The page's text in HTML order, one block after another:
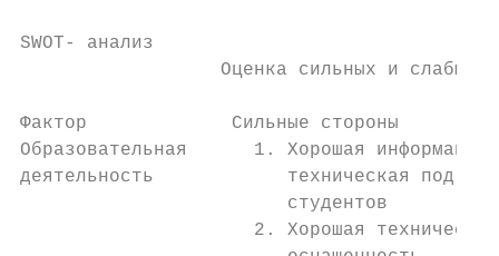
SWOT- анализ
Оценка сильных и слабых
Фактор             Сильные стороны
Образовательная      1. Хорошая
деятельность            техническая
студентов
2. Хорошая